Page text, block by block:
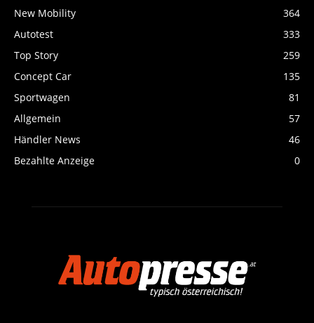
New Mobility
364
Autotest
333
Top Story
259
Concept Car
135
Sportwagen
81
Allgemein
57
Händler News
46
Bezahlte Anzeige
0